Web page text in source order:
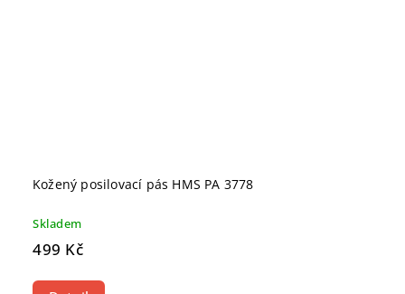
Kožený posilovací pás HMS PA 3778
Skladem
499 Kč